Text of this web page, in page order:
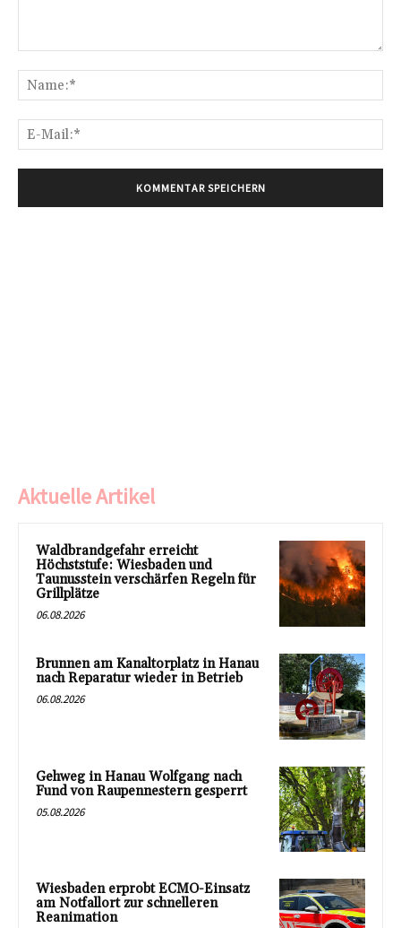
Aktuelle Artikel
Waldbrandgefahr erreicht
Höchststufe: Wiesbaden und
Taunusstein verschärfen Regeln für
Grillplätze
06.08.2026
Brunnen am Kanaltorplatz in Hanau
nach Reparatur wieder in Betrieb
06.08.2026
Gehweg in Hanau Wolfgang nach
Fund von Raupennestern gesperrt
05.08.2026
Wiesbaden erprobt ECMO-Einsatz
am Notfallort zur schnelleren
Reanimation